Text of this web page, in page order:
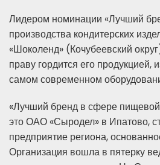
Лидером номинации «Лучший
производства кондитерских
«Шоколенд» (Кочубеевский
праву гордится его продукцией,
самом современном
«Лучший бренд в сфере
это ОАО «Сыродел» в Ипатово,
предприятие региона,
Организация вошла в пятерку